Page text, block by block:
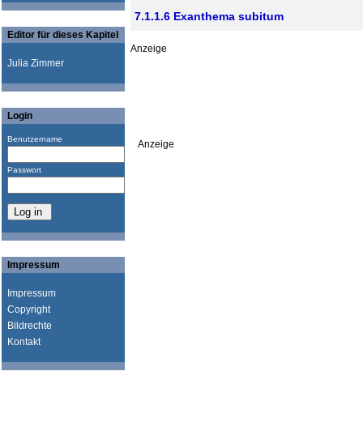
Editor für dieses Kapitel
Julia Zimmer
Login
Benutzername
Passwort
Impressum
Impressum
Copyright
Bildrechte
Kontakt
7.1.1.6 Exanthema subitum
Anzeige
Anzeige